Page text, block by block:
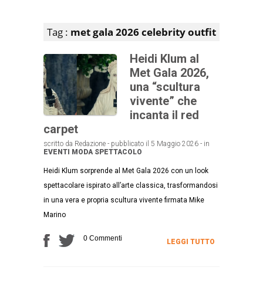
Tag : met gala 2026 celebrity outfit
Heidi Klum al
Met Gala 2026,
una “scultura
vivente” che
incanta il red
carpet
scritto da Redazione - pubblicato il 5 Maggio 2026 - in
EVENTI MODA SPETTACOLO
Heidi Klum sorprende al Met Gala 2026 con un look
spettacolare ispirato all’arte classica, trasformandosi
in una vera e propria scultura vivente firmata Mike
Marino
0 Commenti LEGGI TUTTO